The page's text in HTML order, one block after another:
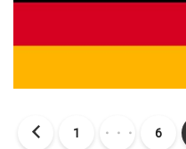
1 ・・・ 6